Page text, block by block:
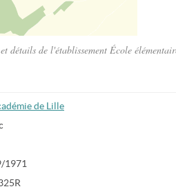
détails de l'établissement École
de Lille
1971